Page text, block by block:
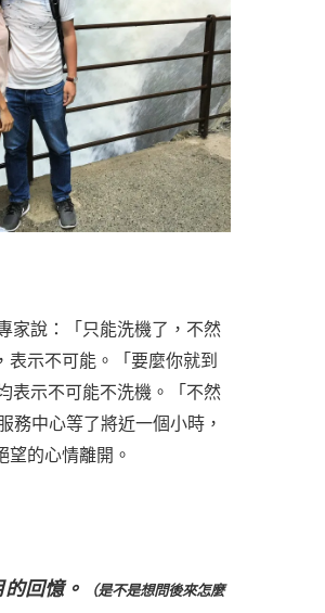
家說：「只能洗機了，不然
示不可能。「要麼你就到
表示不可能不洗機。「不然
務中心等了將近一個小時，
的心情離開。
回憶。 （是不是想問後來怎麼